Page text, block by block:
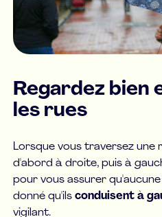
Regardez bien
les rues
Lorsque vous traversez une
d'abord à droite, puis à
pour vous assurer
donné qu'ilsconduisent à
vigilant.